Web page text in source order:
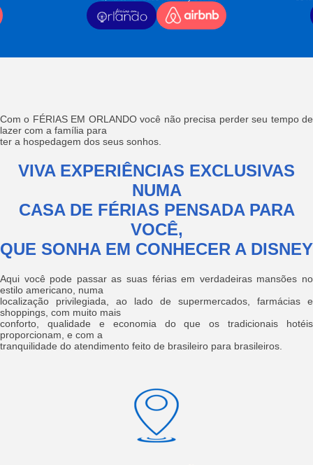
Com o FÉRIAS EM ORLANDO você não precisa perder seu tempo de
lazer com a família para
ter a hospedagem dos seus sonhos.
VIVA EXPERIÊNCIAS EXCLUSIVAS
NUMA
CASA DE FÉRIAS PENSADA PARA
VOCÊ,
QUE SONHA EM CONHECER A DISNEY
Aqui você pode passar as suas férias em verdadeiras mansões no
estilo americano, numa
localização privilegiada, ao lado de supermercados, farmácias e
shoppings, com muito mais
conforto, qualidade e economia do que os tradicionais hotéis
proporcionam, e com a
tranquilidade do atendimento feito de brasileiro para brasileiros.